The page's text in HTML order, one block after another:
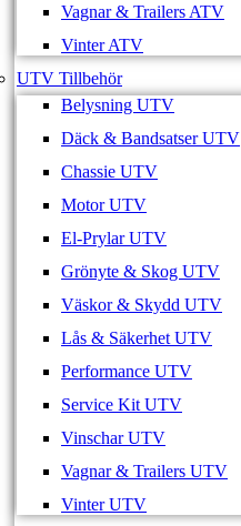
Vagnar & Trailers ATV
Vinter ATV
UTV Tillbehör
Belysning UTV
Däck & Bandsatser UTV
Chassie UTV
Motor UTV
El-Prylar UTV
Grönyte & Skog UTV
Väskor & Skydd UTV
Lås & Säkerhet UTV
Performance UTV
Service Kit UTV
Vinschar UTV
Vagnar & Trailers UTV
Vinter UTV